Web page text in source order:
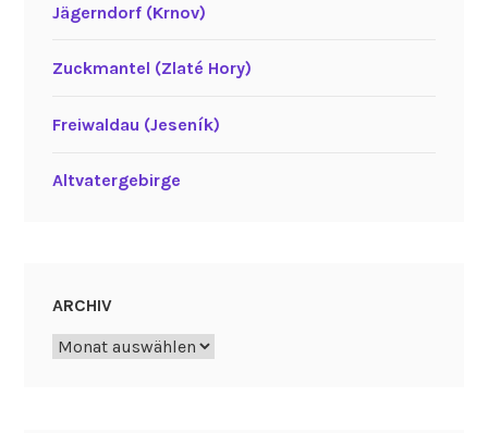
Jägerndorf (Krnov)
Zuckmantel (Zlaté Hory)
Freiwaldau (Jeseník)
Altvatergebirge
ARCHIV
Archiv